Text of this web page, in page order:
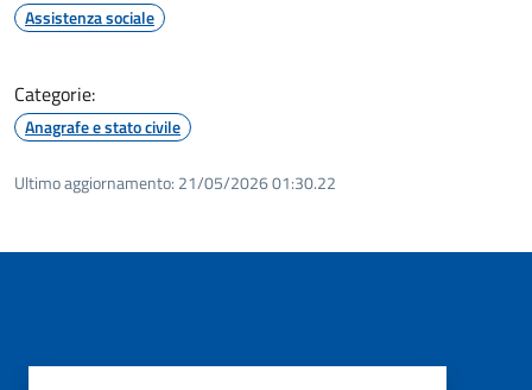
Assistenza sociale
Categorie:
Anagrafe e stato civile
Ultimo aggiornamento: 21/05/2026 01:30.22